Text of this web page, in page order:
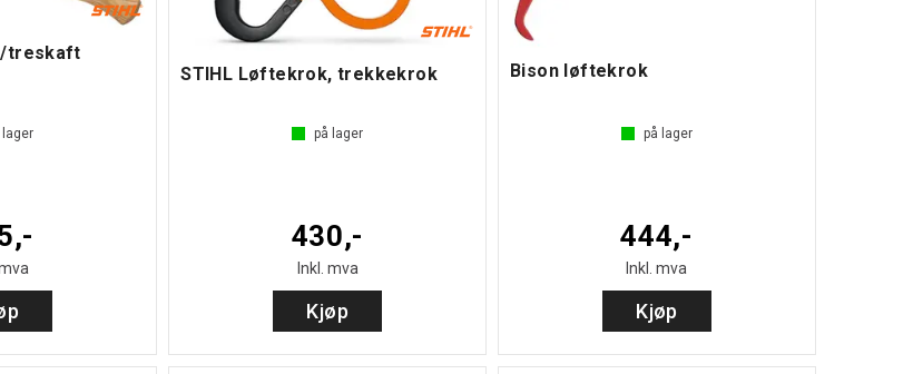
treskaft
lager
STIHL Løftekrok, trekkekrok
på lager
430,-
Inkl. mva
Kjøp
Bison løftekrok
på lager
444,-
Inkl. mva
Kjøp